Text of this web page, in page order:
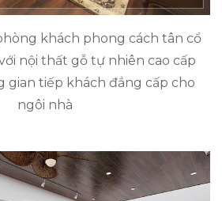
khách phong cách tân cổ
nội thất gỗ tự nhiên cao cấp
gian tiếp khách đẳng cấp cho
ngôi nhà